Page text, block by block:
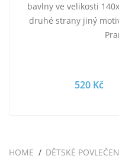
bavlny ve velikosti
druhé strany jiný
520 Kč
HOME
DĚTSKÉ